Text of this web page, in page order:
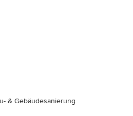
& Gebäudesanierung